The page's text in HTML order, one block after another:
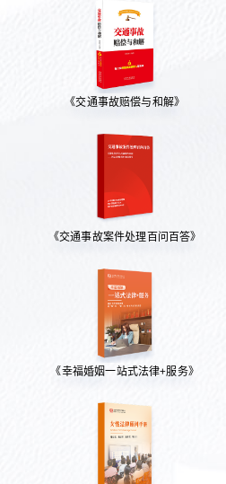
《交通事故赔偿与和解》
《交通事故案件处理百问百答》
《幸福婚姻一站式法律+服务》